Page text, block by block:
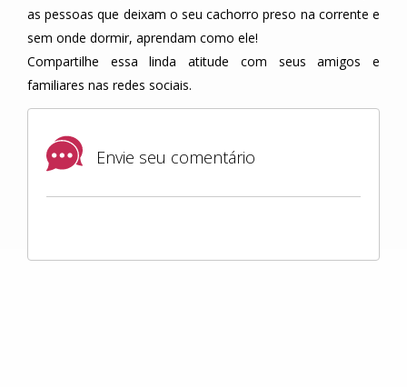
as pessoas que deixam o seu cachorro preso na corrente e
sem onde dormir, aprendam como ele!
Compartilhe essa linda atitude com seus amigos e
familiares nas redes sociais.
Envie seu comentário